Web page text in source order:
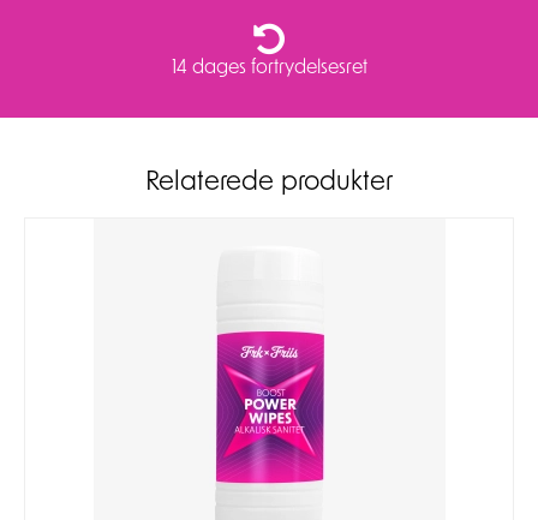
14 dages fortrydelsesret
Relaterede produkter